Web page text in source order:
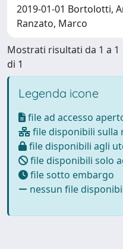
2019-01-01 Bortolotti,
Ranzato, Marco
Mostrati risultati da 1 a 1
di 1
Legenda icone
file ad accesso
file disponibili sulla
file disponibili agli
file disponibili solo
file sotto embargo
nessun file